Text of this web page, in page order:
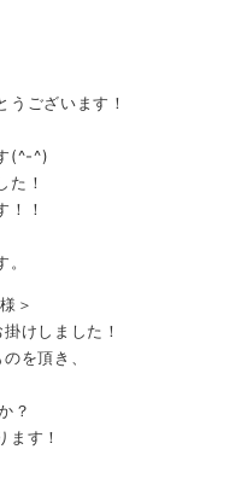
うございます！
(^-^)
た！
！！
＞
けしました！
を頂き、
？
ます！